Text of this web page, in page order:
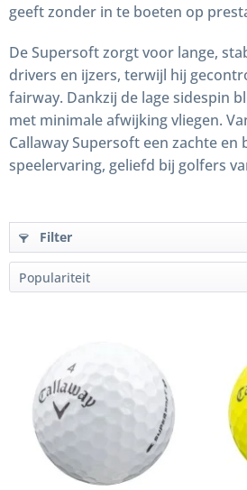
geeft zonder in te boeten op
De Supersoft zorgt voor lange,
drivers en ijzers, terwijl hij
fairway. Dankzij de lage sidespin
met minimale afwijking vliegen.
Callaway Supersoft een zachte
speelervaring, geliefd bij golfers
Filter